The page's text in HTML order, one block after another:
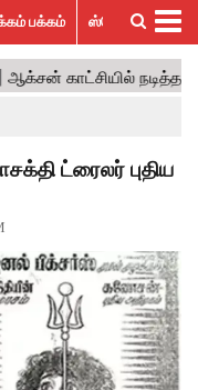
பக்கம் ஸ்பெஷல் ஸ்டோரீஸ்
ட்ரைலர் புதிய